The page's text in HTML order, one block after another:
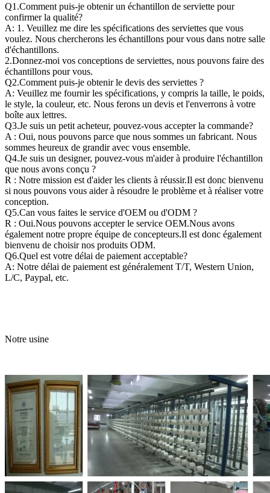
Q1.Comment puis-je obtenir un échantillon de serviette pour
confirmer la qualité?
A: 1. Veuillez me dire les spécifications des serviettes que vous
voulez. Nous chercherons les échantillons pour vous dans notre salle
d'échantillons.
2.Donnez-moi vos conceptions de serviettes, nous pouvons faire des
échantillons pour vous.
Q2.Comment puis-je obtenir le devis des serviettes ?
A: Veuillez me fournir les spécifications, y compris la taille, le poids,
le style, la couleur, etc. Nous ferons un devis et l'enverrons à votre
boîte aux lettres.
Q3.Je suis un petit acheteur, pouvez-vous accepter la commande?
A : Oui, nous pouvons parce que nous sommes un fabricant. Nous
sommes heureux de grandir avec vous ensemble.
Q4.Je suis un designer, pouvez-vous m'aider à produire l'échantillon
que nous avons conçu ?
R : Notre mission est d'aider les clients à réussir.Il est donc bienvenu
si nous pouvons vous aider à résoudre le problème et à réaliser votre
conception.
Q5.Can vous faites le service d'OEM ou d'ODM ?
R : Oui.Nous pouvons accepter le service OEM.Nous avons
également notre propre équipe de concepteurs.Il est donc également
bienvenu de choisir nos produits ODM.
Q6.Quel est votre délai de paiement acceptable?
A: Notre délai de paiement est généralement T/T, Western Union,
L/C, Paypal, etc.
Notre usine